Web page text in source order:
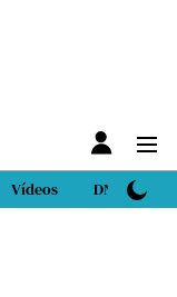
Vídeos DN Sport